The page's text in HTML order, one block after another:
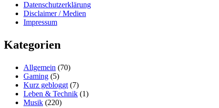
Datenschutzerklärung
Disclaimer / Medien
Impressum
Kategorien
Allgemein (70)
Gaming (5)
Kurz gebloggt (7)
Leben & Technik (1)
Musik (220)